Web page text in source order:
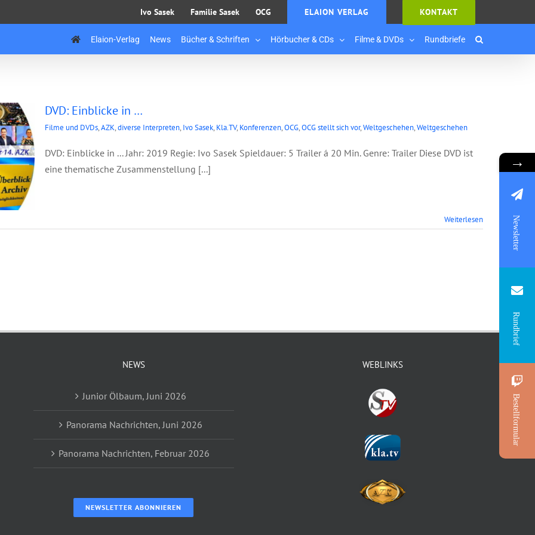
Ivo Sasek Familie Sasek OCG ELAION VERLAG KONTAKT
Elaion-Verlag News Bücher & Schriften Hörbucher & CDs Filme & DVDs Rundbriefe
DVD: Einblicke in …
Filme und DVDs,AZK,diverse Interpreten, Ivo Sasek, Kla.TV, Konferenzen,OCG,OCG stellt sich vor,Weltgeschehen,Weltgeschehen
DVD: Einblicke in ... Jahr: 2019 Regie: Ivo Sasek Spieldauer: 5 Trailer á 20 Min. Genre: Trailer Diese DVD ist
eine thematische Zusammenstellung [...]
Weiterlesen
NEWS
Junior Ölbaum, Juni 2026
Panorama Nachrichten, Juni 2026
Panorama Nachrichten, Februar 2026
NEWSLETTER ABONNIEREN
WEBLINKS
→
Newsletter
Rundbrief
Bestellformular